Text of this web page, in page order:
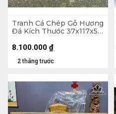
Tranh Cá Chép Gỗ Hương
Đá Kích Thước 37x117x5
2 tháng trước
8.100.000 ₫